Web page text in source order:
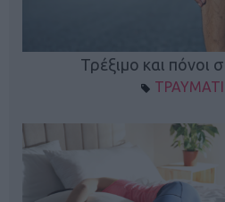
Τρέξιμο και πόνοι